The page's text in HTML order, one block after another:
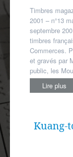
Timbres
2001 – n°13
septembre
timbres
Commerces.
et gravés par
public, les
Lire plus
Kuang-